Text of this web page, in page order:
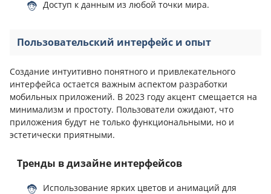
Доступ к данным из любой точки мира.
Пользовательский интерфейс и опыт
Создание интуитивно понятного и привлекательного
интерфейса остается важным аспектом разработки
мобильных приложений. В 2023 году акцент смещается на
минимализм и простоту. Пользователи ожидают, что
приложения будут не только функциональными, но и
эстетически приятными.
Тренды в дизайне интерфейсов
Использование ярких цветов и анимаций для